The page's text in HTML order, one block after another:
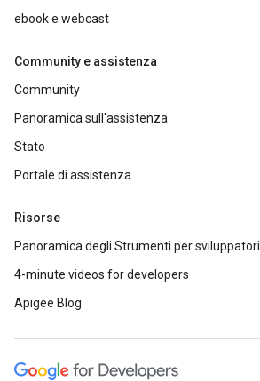
ebook e webcast
Community e assistenza
Community
Panoramica sull'assistenza
Stato
Portale di assistenza
Risorse
Panoramica degli Strumenti per sviluppatori
4-minute videos for developers
Apigee Blog